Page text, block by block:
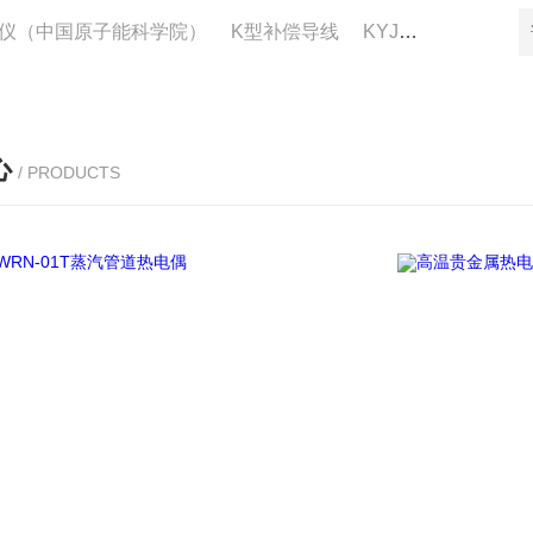
（中国原子能科学院） K型补偿导线 KYJV22控制电缆供应
/ PRODUCTS